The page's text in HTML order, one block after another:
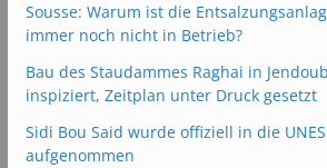
Sousse: Warum ist die
immer noch nicht in Betrieb?
Bau des Staudammes Raghai in
inspiziert, Zeitplan unter Druck gesetzt
Sidi Bou Said wurde offiziell in die
aufgenommen